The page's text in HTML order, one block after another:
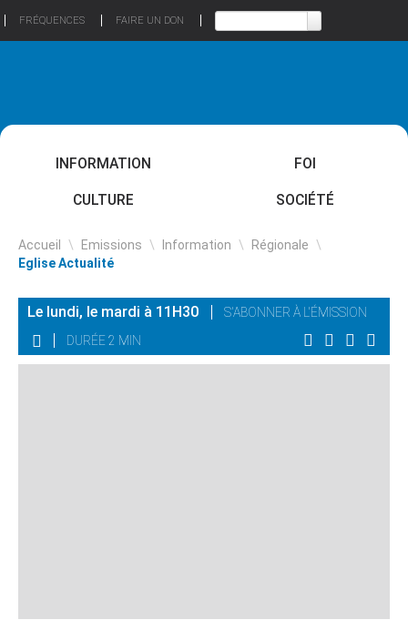
FRÉQUENCES FAIRE UN DON
INFORMATION FOI
CULTURE SOCIÉTÉ
Accueil \ Emissions \ Information \ Régionale \
Eglise Actualité
Le lundi, le mardi à 11H30
S'ABONNER À L'ÉMISSION
DURÉE 2 MIN